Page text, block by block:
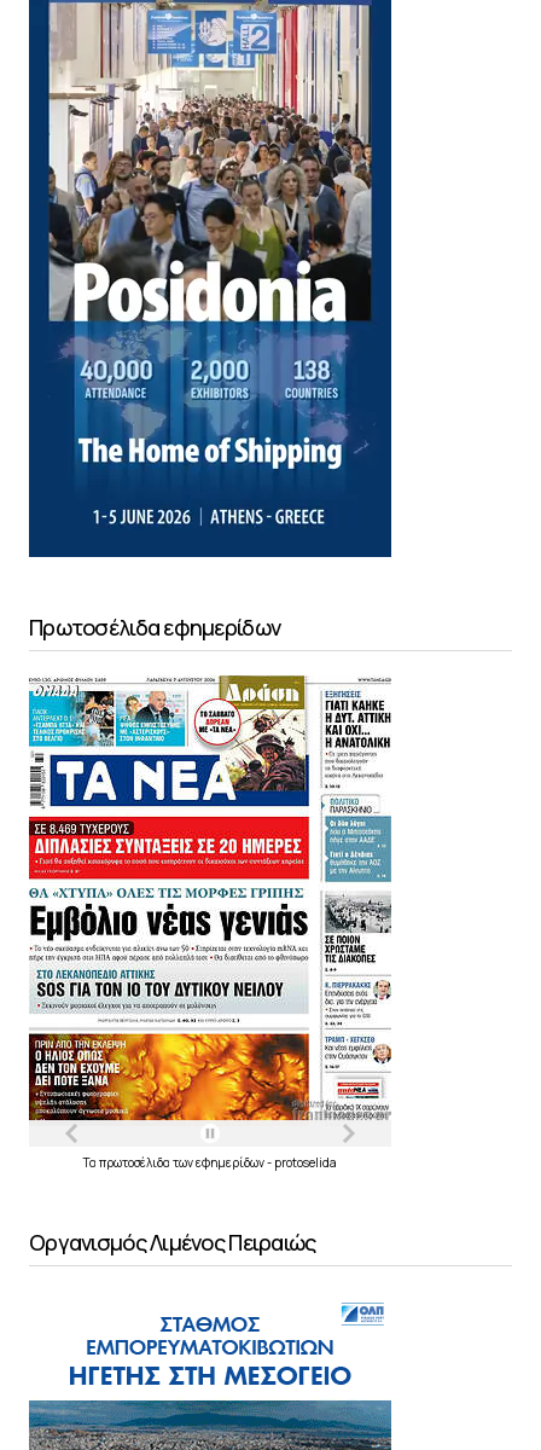
Πρωτοσέλιδα εφημερίδων
Τα πρωτοσέλιδα τωνεφημερίδων- protoselida
Οργανισμός Λιμένος Πειραιώς